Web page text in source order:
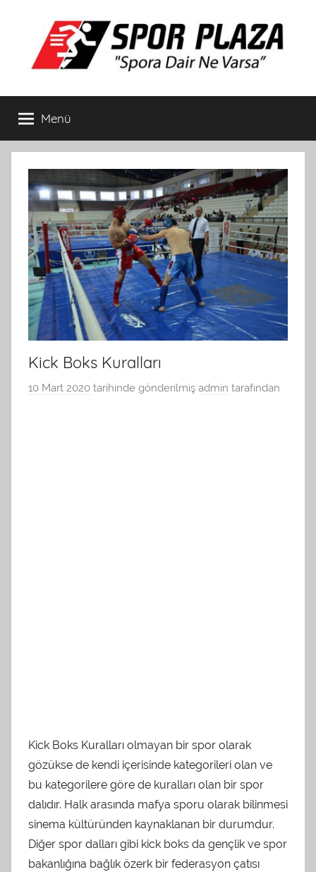
Spor
Plaza
Bisiklet
ve
Spor
Ürünleri
Ne
Varsa
Menü
Kick Boks Kuralları
10 Mart 2020 tarihinde gönderilmiş admin tarafından
Kick Boks Kuralları olmayan bir spor olarak
gözükse de kendi içerisinde kategorileri olan ve
bu kategorilere göre de kuralları olan bir spor
dalıdır. Halk arasında mafya sporu olarak bilinmesi
sinema kültüründen kaynaklanan bir durumdur.
Diğer spor dalları gibi kick boks da gençlik ve spor
bakanlığına bağlık özerk bir federasyon çatısı